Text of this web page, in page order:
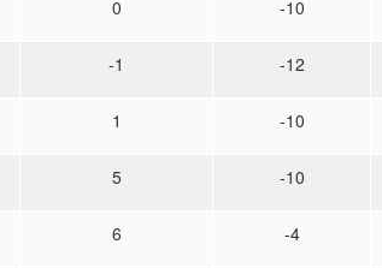
0 -10
-1 -12
1 -10
5 -10
6 -4